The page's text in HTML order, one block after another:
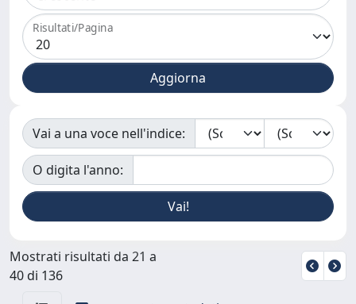
Risultati/Pagina
Vai a una voce nell'indice:
O digita l'anno:
Mostrati risultati da 21 a
40 di 136